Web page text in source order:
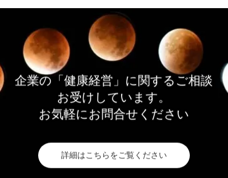
企業の「健康経営」に関するご相談
お受けしています。
お気軽にお問合せください
詳細はこちらをご覧ください